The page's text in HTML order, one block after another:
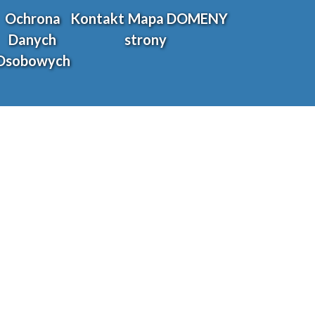
Ochrona
Danych
Kontakt Mapa
strony
DOMENY